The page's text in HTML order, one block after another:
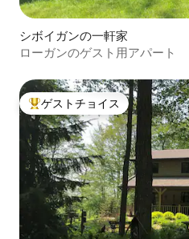
シボイガンの一軒家
ローガンのゲスト用アパート
大好評のゲストチョイスです。
ゲストチョイス